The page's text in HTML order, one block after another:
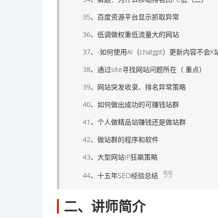
35、百度资源平台显示抓取异常
36、低调做权重低流量大的网站
37、-如何使用AI（chatgpt）更新内容不会K
38、通过site寻找网站问题所在（ 重点）
39、网站突发收录、排名异常策略
40、如何做出成功的可赚钱站群
41、个人做精品站赚钱还是做站群
42、做站群的程序和软件
43、大型网站IP狂飙策略
44、十五年SEO经验总结
二、讲师简介